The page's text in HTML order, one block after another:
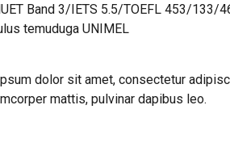
Band 3/IETS 5.5/TOEFL 453/133/
temuduga UNIMEL
dolor sit amet, consectetur
mattis, pulvinar dapibus leo.